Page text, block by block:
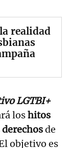
realidad
LGTBI+
loshitos
de
objetivo es